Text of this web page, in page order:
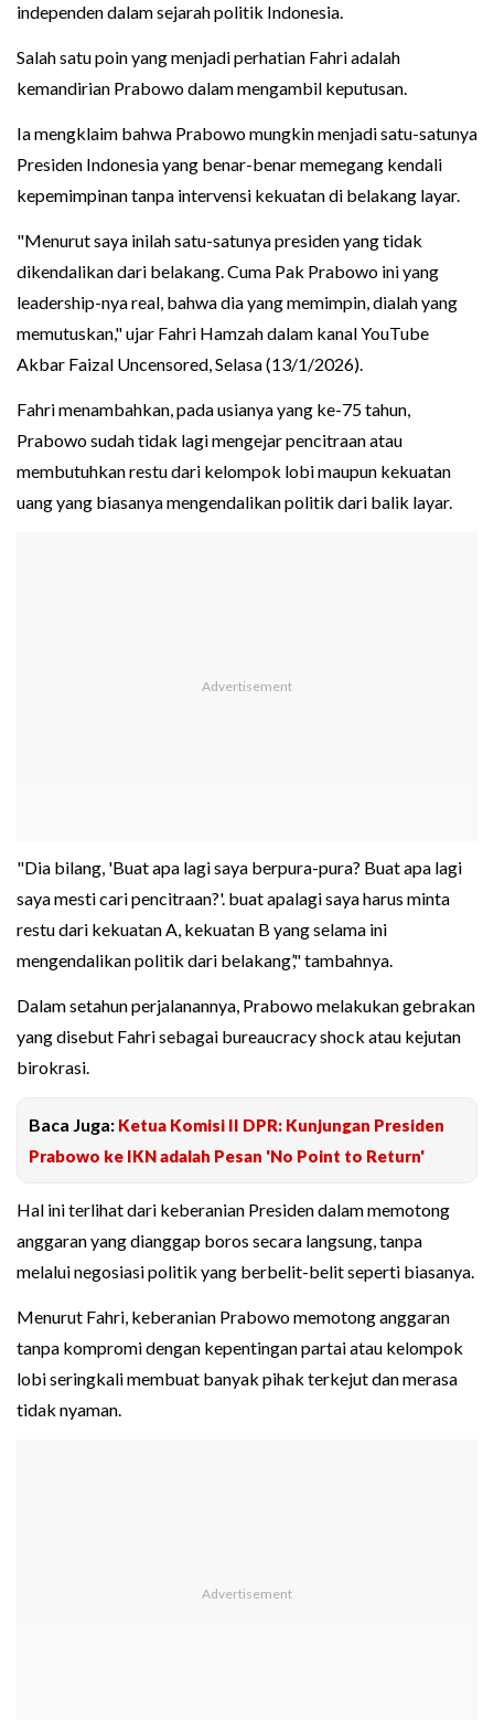
independen dalam sejarah politik Indonesia.
Salah satu poin yang menjadi perhatian Fahri adalah
kemandirian Prabowo dalam mengambil keputusan.
Ia mengklaim bahwa Prabowo mungkin menjadi satu-satunya
Presiden Indonesia yang benar-benar memegang kendali
kepemimpinan tanpa intervensi kekuatan di belakang layar.
"Menurut saya inilah satu-satunya presiden yang tidak
dikendalikan dari belakang. Cuma Pak Prabowo ini yang
leadership-nya real, bahwa dia yang memimpin, dialah yang
memutuskan," ujar Fahri Hamzah dalam kanal YouTube
Akbar Faizal Uncensored, Selasa (13/1/2026).
Fahri menambahkan, pada usianya yang ke-75 tahun,
Prabowo sudah tidak lagi mengejar pencitraan atau
membutuhkan restu dari kelompok lobi maupun kekuatan
uang yang biasanya mengendalikan politik dari balik layar.
"Dia bilang, 'Buat apa lagi saya berpura-pura? Buat apa lagi
saya mesti cari pencitraan?'. buat apalagi saya harus minta
restu dari kekuatan A, kekuatan B yang selama ini
mengendalikan politik dari belakang’," tambahnya.
Dalam setahun perjalanannya, Prabowo melakukan gebrakan
yang disebut Fahri sebagai bureaucracy shock atau kejutan
birokrasi.
Baca Juga: Ketua Komisi II DPR: Kunjungan Presiden
Prabowo ke IKN adalah Pesan 'No Point to Return'
Hal ini terlihat dari keberanian Presiden dalam memotong
anggaran yang dianggap boros secara langsung, tanpa
melalui negosiasi politik yang berbelit-belit seperti biasanya.
Menurut Fahri, keberanian Prabowo memotong anggaran
tanpa kompromi dengan kepentingan partai atau kelompok
lobi seringkali membuat banyak pihak terkejut dan merasa
tidak nyaman.